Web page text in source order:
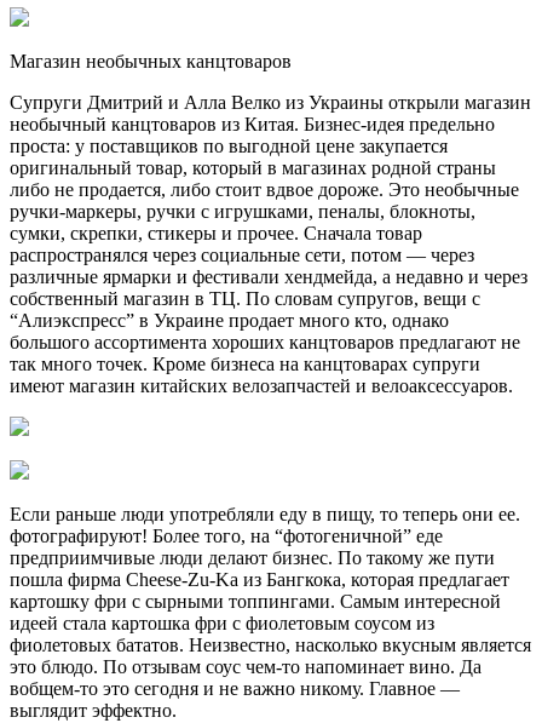
Магазин необычных канцтоваров
Супруги Дмитрий и Алла Велко из Украины открыли магазин
необычный канцтоваров из Китая. Бизнес-идея предельно
проста: у поставщиков по выгодной цене закупается
оригинальный товар, который в магазинах родной страны
либо не продается, либо стоит вдвое дороже. Это необычные
ручки-маркеры, ручки с игрушками, пеналы, блокноты,
сумки, скрепки, стикеры и прочее. Сначала товар
распространялся через социальные сети, потом — через
различные ярмарки и фестивали хендмейда, а недавно и через
собственный магазин в ТЦ. По словам супругов, вещи с
“Алиэкспресс” в Украине продает много кто, однако
большого ассортимента хороших канцтоваров предлагают не
так много точек. Кроме бизнеса на канцтоварах супруги
имеют магазин китайских велозапчастей и велоаксессуаров.
Если раньше люди употребляли еду в пищу, то теперь они ее.
фотографируют! Более того, на “фотогеничной” еде
предприимчивые люди делают бизнес. По такому же пути
пошла фирма Cheese-Zu-Ka из Бангкока, которая предлагает
картошку фри с сырными топпингами. Самым интересной
идеей стала картошка фри с фиолетовым соусом из
фиолетовых бататов. Неизвестно, насколько вкусным является
это блюдо. По отзывам соус чем-то напоминает вино. Да
вобщем-то это сегодня и не важно никому. Главное —
выглядит эффектно.